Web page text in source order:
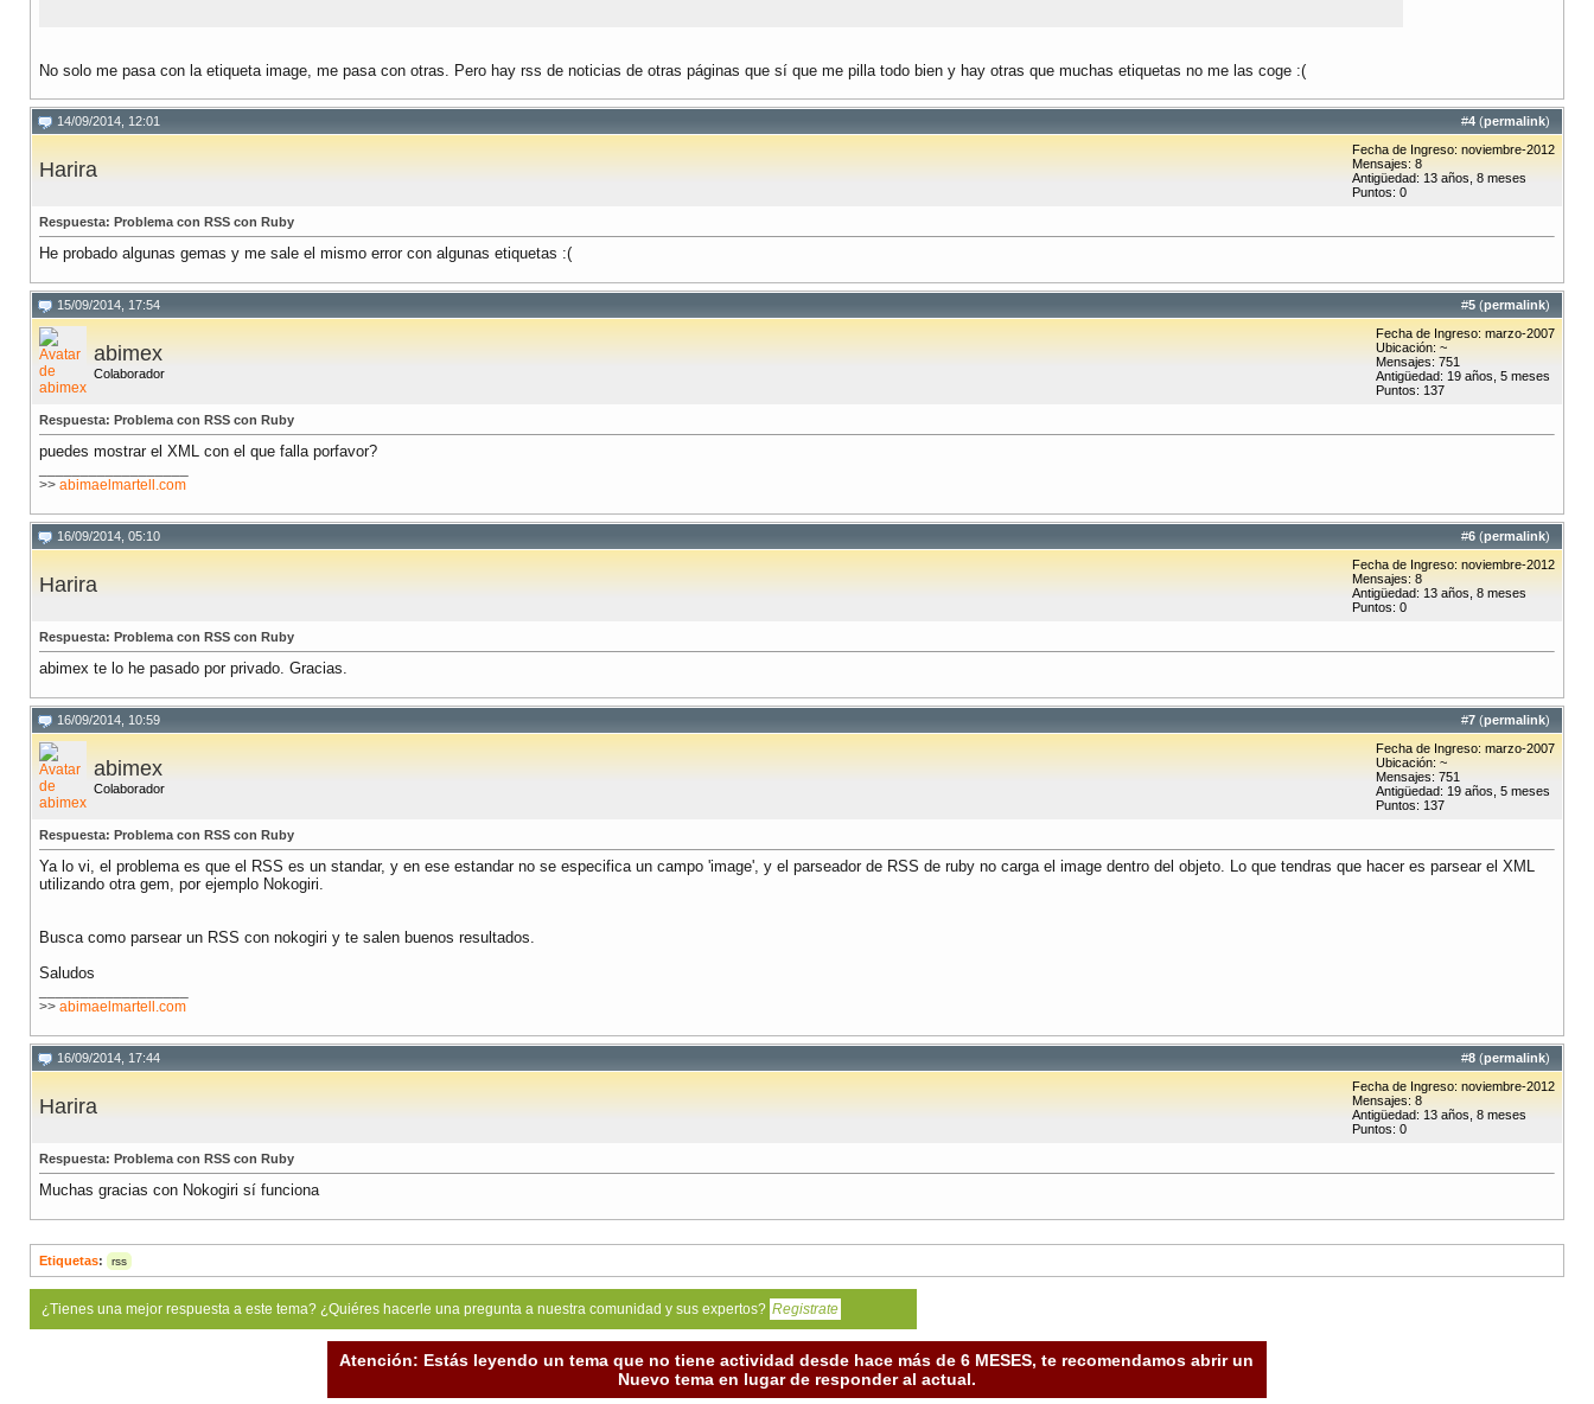
No solo me pasa con la etiqueta image, me pasa con otras. Pero hay rss de noticias de otras páginas que sí que me pilla todo bien y hay otras que muchas etiquetas no me las coge :(
#4 (permalink)
14/09/2014, 12:01
Harira
Fecha de Ingreso: noviembre-2012
Mensajes: 8
Antigüedad: 13 años, 8 meses
Puntos: 0
Respuesta: Problema con RSS con Ruby
He probado algunas gemas y me sale el mismo error con algunas etiquetas :(
#5 (permalink)
15/09/2014, 17:54
abimex
Colaborador
Fecha de Ingreso: marzo-2007
Ubicación: ~
Mensajes: 751
Antigüedad: 19 años, 5 meses
Puntos: 137
Respuesta: Problema con RSS con Ruby
puedes mostrar el XML con el que falla porfavor?
>> abimaelmartell.com
#6 (permalink)
16/09/2014, 05:10
Harira
Fecha de Ingreso: noviembre-2012
Mensajes: 8
Antigüedad: 13 años, 8 meses
Puntos: 0
Respuesta: Problema con RSS con Ruby
abimex te lo he pasado por privado. Gracias.
#7 (permalink)
16/09/2014, 10:59
abimex
Colaborador
Fecha de Ingreso: marzo-2007
Ubicación: ~
Mensajes: 751
Antigüedad: 19 años, 5 meses
Puntos: 137
Respuesta: Problema con RSS con Ruby
Ya lo vi, el problema es que el RSS es un standar, y en ese estandar no se especifica un campo 'image', y el parseador de RSS de ruby no carga el image dentro del objeto. Lo que tendras que hacer es parsear el XML
utilizando otra gem, por ejemplo Nokogiri.
Busca como parsear un RSS con nokogiri y te salen buenos resultados.
Saludos
>> abimaelmartell.com
#8 (permalink)
16/09/2014, 17:44
Harira
Fecha de Ingreso: noviembre-2012
Mensajes: 8
Antigüedad: 13 años, 8 meses
Puntos: 0
Respuesta: Problema con RSS con Ruby
Muchas gracias con Nokogiri sí funciona
Etiquetas: rss
¿Tienes una mejor respuesta a este tema? ¿Quiéres hacerle una pregunta a nuestra comunidad y sus expertos? Registrate
Atención: Estás leyendo un tema que no tiene actividad desde hace más de 6 MESES, te recomendamos abrir un
Nuevo tema en lugar de responder al actual.